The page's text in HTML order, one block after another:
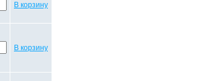
В корзину
В корзину